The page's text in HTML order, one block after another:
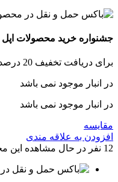
جشنواره خرید محصولات اپل
برای دریافت تخفیف 20 درصدی عجله کنید!
در انبار موجود نمی باشد
در انبار موجود نمی باشد
مقایسه
افزودن به علاقه مندی
12 نفر در حال مشاهده این